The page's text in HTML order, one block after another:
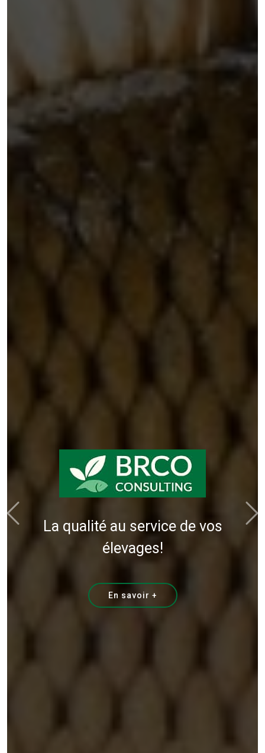
Aliments de Qualité &
Expertise pour Votre Ferme
Poissons, Volailles, Porcs &
pour Votre Réussite.